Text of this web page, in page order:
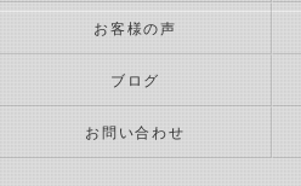
お客様の声
ブログ
お問い合わせ